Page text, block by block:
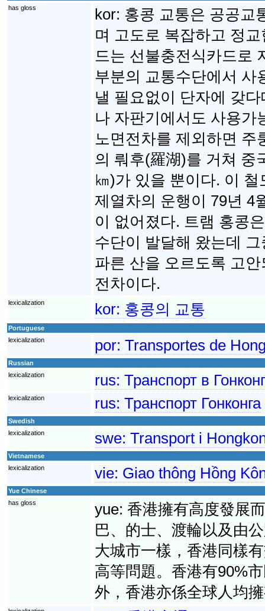
has gloss
kor: 홍콩 교통은 공공교
며 고도로 복잡하고 정
드는 선불충전식카드로
부분의 교통수단에서 사
낼 필요없이 단자에 갖
나 자판기에서도 사용가
노면전차를 제외하면
의 뤄후(羅湖)를 거쳐 중
㎞)가 있을 뿐이다. 이
제열차의 운행이 79년 4
이 없어졌다. 트램 홍콩
수단이 발달해 왔는데
파른 산을 오르도록 고
전차이다.
lexicalization kor: 홍콩의 교통
Portuguese
lexicalization
por: Transportes de
Russian
lexicalization
rus: Транспорт в
lexicalization rus: Транспорт Гонконга
Swedish
lexicalization
swe: Transport i
Vietnamese
lexicalization
vie: Giao thông Hồng
Yue Chinese
has gloss
yue: 香港擁有高度發展
巴、的士、渡輪以及由
大城市一樣，香港同樣
高等問題。香港有90%
外，香港亦係全球人均